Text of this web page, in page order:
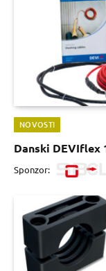
NOVOSTI
Danski DEVIflex
Sponzor: